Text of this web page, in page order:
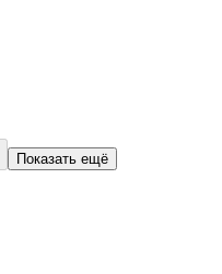
Показать ещё